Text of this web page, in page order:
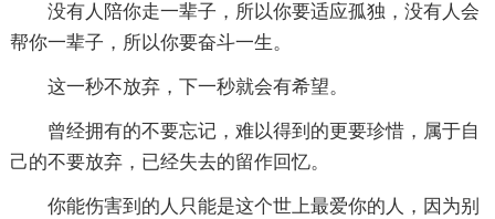
没有人陪你走一辈子，所以你要适应孤独，没有人会
帮你一辈子，所以你要奋斗一生。
这一秒不放弃，下一秒就会有希望。
曾经拥有的不要忘记，难以得到的更要珍惜，属于自
己的不要放弃，已经失去的留作回忆。
你能伤害到的人只能是这个世上最爱你的人，因为别